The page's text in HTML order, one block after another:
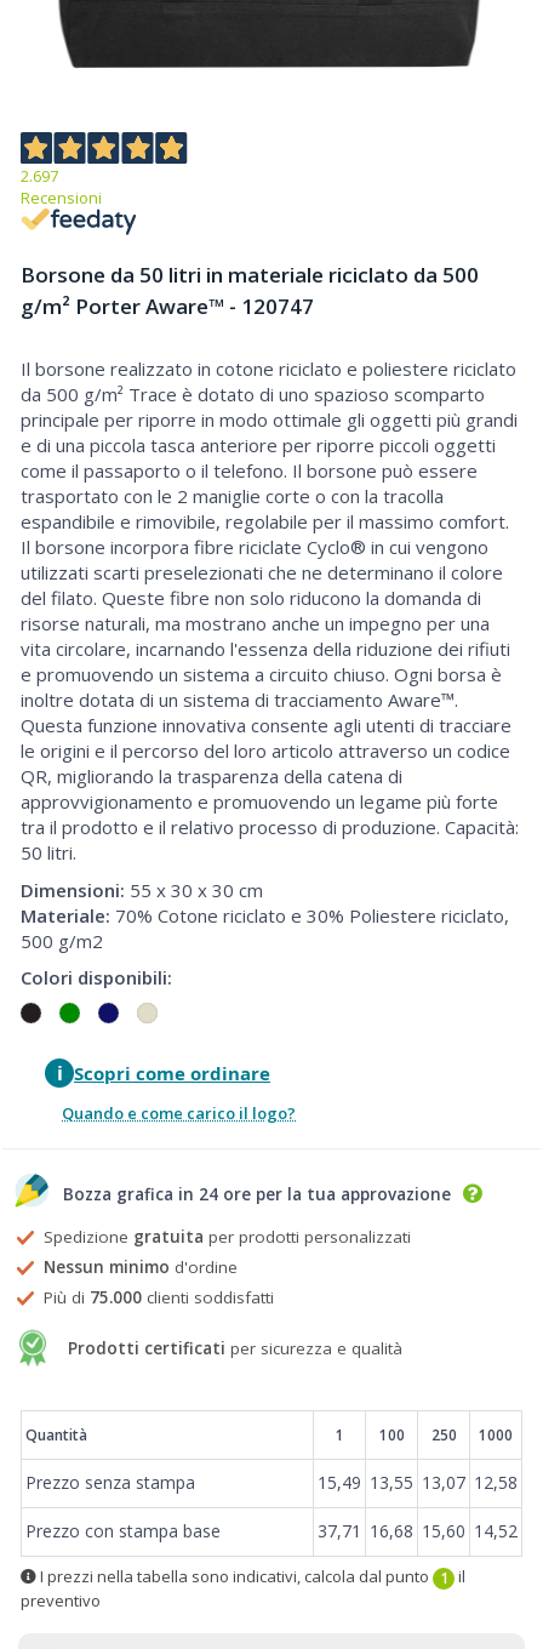
2.697
Recensioni
Borsone da 50 litri in materiale riciclato da 500
g/m² Porter Aware™ - 120747
Il borsone realizzato in cotone riciclato e poliestere riciclato
da 500 g/m² Trace è dotato di uno spazioso scomparto
principale per riporre in modo ottimale gli oggetti più grandi
e di una piccola tasca anteriore per riporre piccoli oggetti
come il passaporto o il telefono. Il borsone può essere
trasportato con le 2 maniglie corte o con la tracolla
espandibile e rimovibile, regolabile per il massimo comfort.
Il borsone incorpora fibre riciclate Cyclo® in cui vengono
utilizzati scarti preselezionati che ne determinano il colore
del filato. Queste fibre non solo riducono la domanda di
risorse naturali, ma mostrano anche un impegno per una
vita circolare, incarnando l'essenza della riduzione dei rifiuti
e promuovendo un sistema a circuito chiuso. Ogni borsa è
inoltre dotata di un sistema di tracciamento Aware™.
Questa funzione innovativa consente agli utenti di tracciare
le origini e il percorso del loro articolo attraverso un codice
QR, migliorando la trasparenza della catena di
approvvigionamento e promuovendo un legame più forte
tra il prodotto e il relativo processo di produzione. Capacità:
50 litri.
Dimensioni: 55 x 30 x 30 cm
Materiale: 70% Cotone riciclato e 30% Poliestere riciclato,
500 g/m2
Colori disponibili:
i Scopri come ordinare
Quando e come carico il logo?
Bozza grafica in 24 ore per la tua approvazione
Spedizione gratuita per prodotti personalizzati
Nessun minimo d'ordine
Più di 75.000 clienti soddisfatti
Prodotti certificati per sicurezza e qualità
Prezzi
Quantità 1 100 250 1000
Prezzo senza stampa 15,49 13,55 13,07 12,58
Prezzo con stampa base 37,71 16,68 15,60 14,52
I prezzi nella tabella sono indicativi, calcola dal punto 1 il
preventivo